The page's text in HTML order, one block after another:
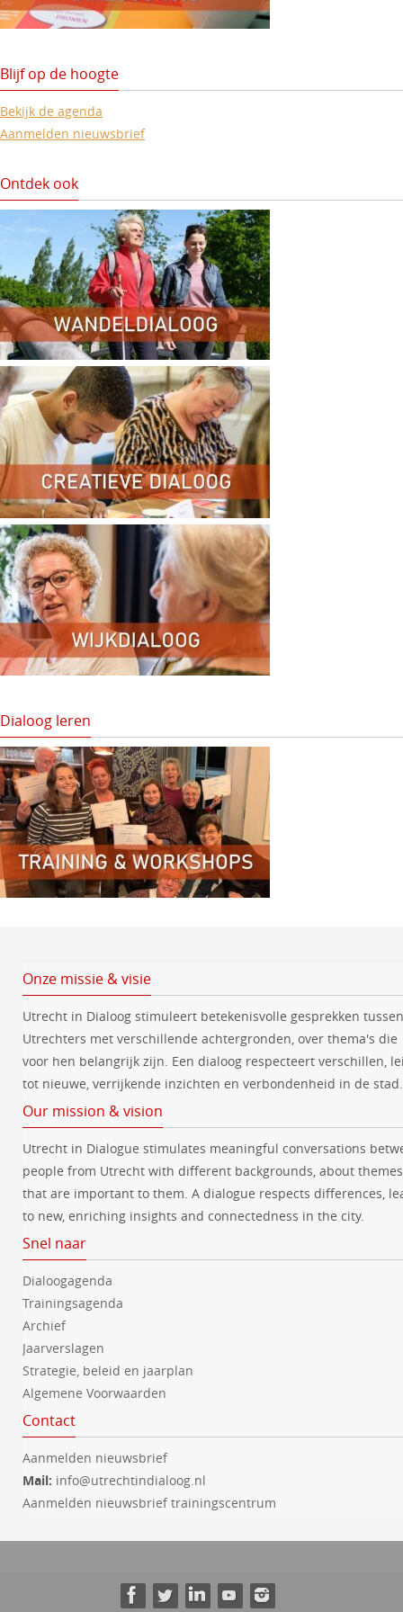
Blijf op de hoogte
Bekijk de agenda
Aanmelden nieuwsbrief
Ontdek ook
Dialoog leren
Onze missie & visie
Utrecht in Dialoog stimuleert betekenisvolle gesprekken tussen
Utrechters met verschillende achtergronden, over thema's die
voor hen belangrijk zijn. Een dialoog respecteert verschillen,
tot nieuwe, verrijkende inzichten en verbondenheid in de stad.
Our mission & vision
Utrecht in Dialogue stimulates meaningful conversations
people from Utrecht with different backgrounds, about themes
that are important to them. A dialogue respects differences,
to new, enriching insights and connectedness in the city.
Snel naar
Dialoogagenda
Trainingsagenda
Archief
Jaarverslagen
Strategie, beleid en jaarplan
Algemene Voorwaarden
Contact
Aanmelden nieuwsbrief
Mail: info@utrechtindialoog.nl
Aanmelden nieuwsbrief trainingscentrum